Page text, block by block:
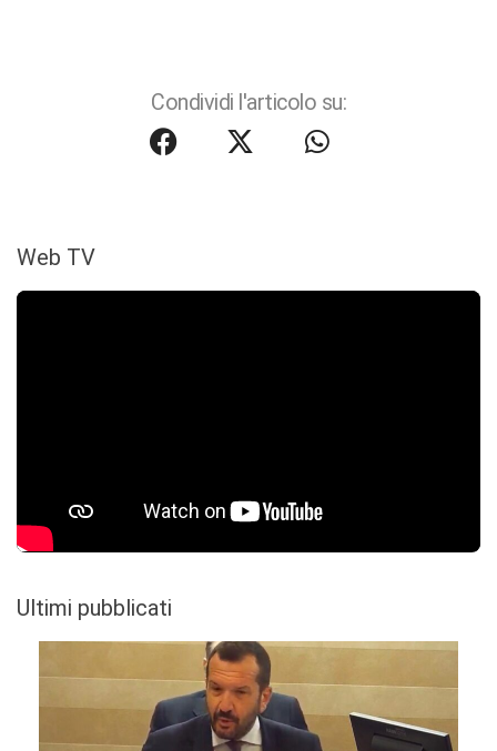
Condividi l'articolo su:
Web TV
Ultimi pubblicati